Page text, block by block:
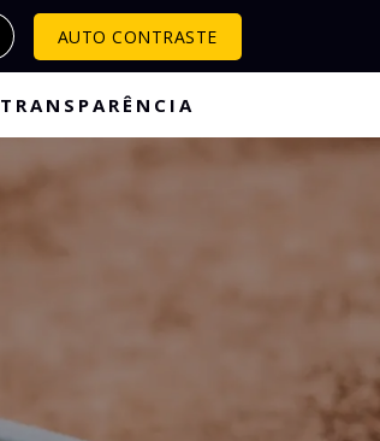
AUTO CONTRASTE
TRANSPARÊNCIA